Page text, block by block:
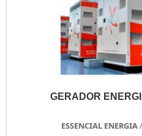
GERADOR
ESSENCIAL ENERGIA